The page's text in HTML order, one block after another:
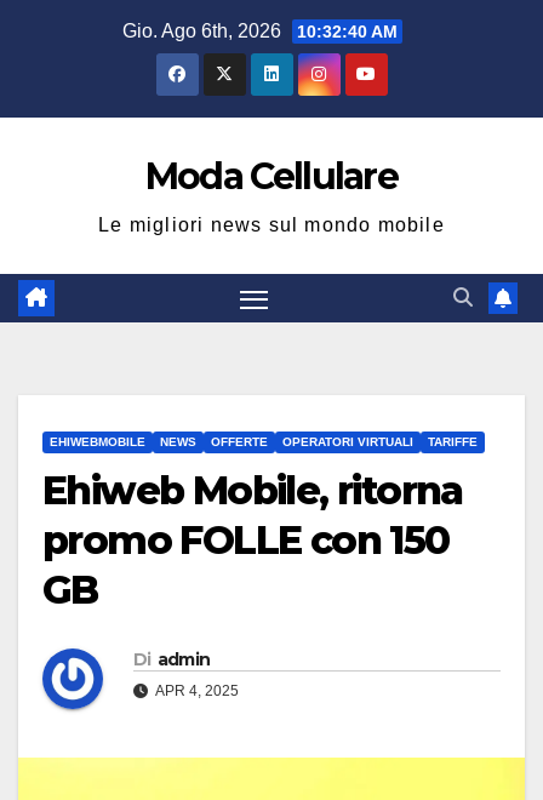
Gio. Ago 6th, 2026 10:32:41 AM
Moda Cellulare
Le migliori news sul mondo mobile
EHIWEBMOBILE NEWS OFFERTE OPERATORI VIRTUALI TARIFFE
Ehiweb Mobile, ritorna
promo FOLLE con 150
GB
Di admin
APR 4, 2025